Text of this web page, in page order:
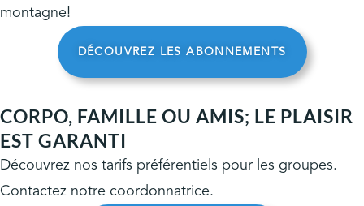
montagne!
DÉCOUVREZ LES ABONNEMENTS
CORPO, FAMILLE OU AMIS; LE PLAISIR
EST GARANTI
Découvrez nos tarifs préférentiels pour les groupes.
Contactez notre coordonnatrice.